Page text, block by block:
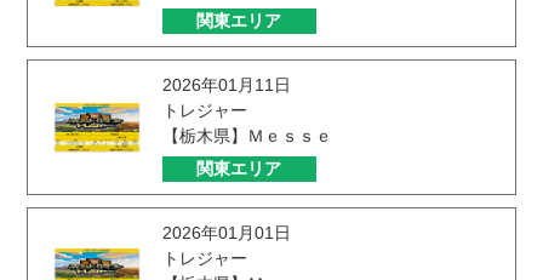
関東エリア
2026年01月11日
トレジャー
【栃木県】Ｍｅｓｓｅ
関東エリア
2026年01月01日
トレジャー